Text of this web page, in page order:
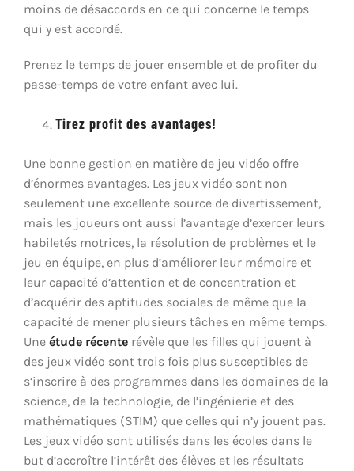
moins de désaccords en ce qui concerne le temps
qui y est accordé.
Prenez le temps de jouer ensemble et de profiter du
passe-temps de votre enfant avec lui.
Tirez profit des avantages!
Une bonne gestion en matière de jeu vidéo offre
d’énormes avantages. Les jeux vidéo sont non
seulement une excellente source de divertissement,
mais les joueurs ont aussi l’avantage d’exercer leurs
habiletés motrices, la résolution de problèmes et le
jeu en équipe, en plus d’améliorer leur mémoire et
leur capacité d’attention et de concentration et
d’acquérir des aptitudes sociales de même que la
capacité de mener plusieurs tâches en même temps.
Une étude récenterévèle que les filles qui jouent à
des jeux vidéo sont trois fois plus susceptibles de
s’inscrire à des programmes dans les domaines de la
science, de la technologie, de l’ingénierie et des
mathématiques (STIM) que celles qui n’y jouent pas.
Les jeux vidéo sont utilisés dans les écoles dans le
but d’accroître l’intérêt des élèves et les résultats